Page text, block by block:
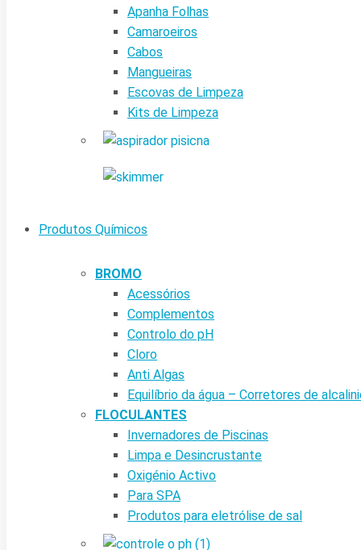
Apanha Folhas
Camaroeiros
Cabos
Mangueiras
Escovas de Limpeza
Kits de Limpeza
Produtos Químicos
BROMO
Acessórios
Complementos
Controlo do pH
Cloro
Anti Algas
Equilíbrio da água – Corretores de
FLOCULANTES
Invernadores de Piscinas
Limpa e Desincrustante
Oxigénio Activo
Para SPA
Produtos para eletrólise de sal